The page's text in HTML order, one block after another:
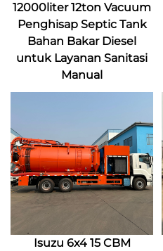
12000liter 12ton Vacuum
Penghisap Septic Tank
Bahan Bakar Diesel
untuk Layanan Sanitasi
Manual
Isuzu 6x4 15 CBM